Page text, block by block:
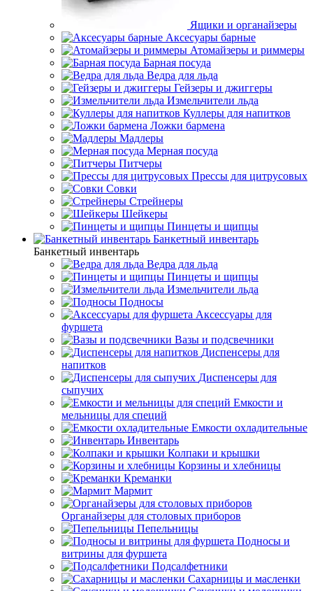
Ящики и органайзеры
Аксесуары барные
Атомайзеры и риммеры
Барная посуда
Ведра для льда
Гейзеры и джиггеры
Измельчители льда
Куллеры для напитков
Ложки бармена
Мадлеры
Мерная посуда
Питчеры
Прессы для цитрусовых
Совки
Стрейнеры
Шейкеры
Пинцеты и щипцы
Банкетный инвентарь
Банкетный инвентарь
Ведра для льда
Пинцеты и щипцы
Измельчители льда
Подносы
Аксессуары для
фуршета
Вазы и подсвечники
Диспенсеры для
напитков
Диспенсеры для
сыпучих
Емкости и
мельницы для специй
Емкости охладительные
Инвентарь
Колпаки и крышки
Корзины и хлебницы
Креманки
Мармит
Органайзеры для столовых приборов
Пепельницы
Подносы и
витрины для фуршета
Подсалфетники
Сахарницы и масленки